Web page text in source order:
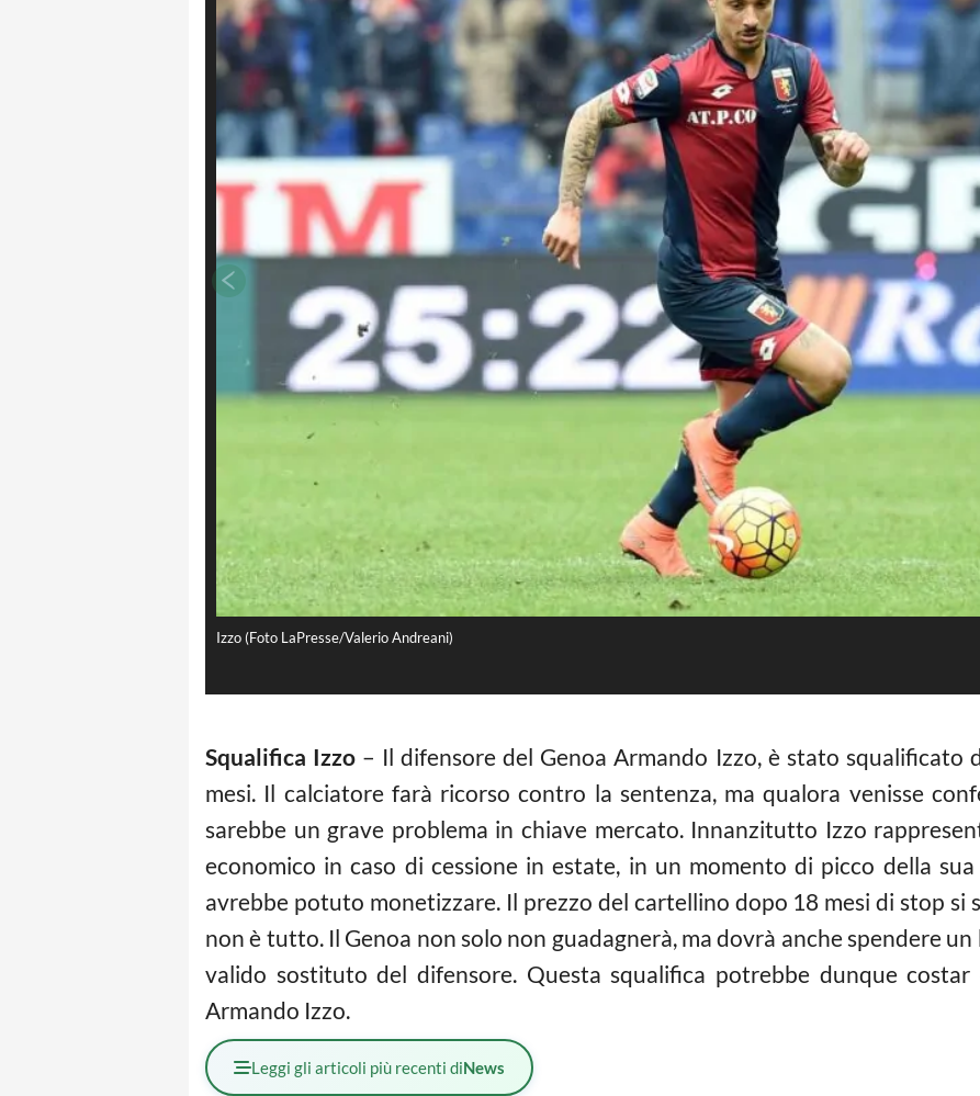
Izzo (Foto LaPresse/Valerio Andreani)
Squalifica Izzo – Il difensore del Genoa Armando Izzo, è stato squalificato
mesi. Il calciatore farà ricorso contro la sentenza, ma qualora venisse
sarebbe un grave problema in chiave mercato. Innanzitutto Izzo
economico in caso di cessione in estate, in un momento di picco della
avrebbe potuto monetizzare. Il prezzo del cartellino dopo 18 mesi di stop si
non è tutto. Il Genoa non solo non guadagnerà, ma dovrà anche spendere
valido sostituto del difensore. Questa squalifica potrebbe dunque
Armando Izzo.
Leggi gli articoli più recenti diNews